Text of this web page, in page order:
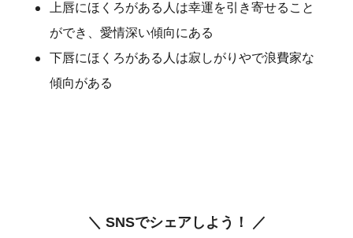
上唇にほくろがある人は幸運を引き寄せること
ができ、愛情深い傾向にある
下唇にほくろがある人は寂しがりやで浪費家な
傾向がある
＼ SNSでシェアしよう！ ／